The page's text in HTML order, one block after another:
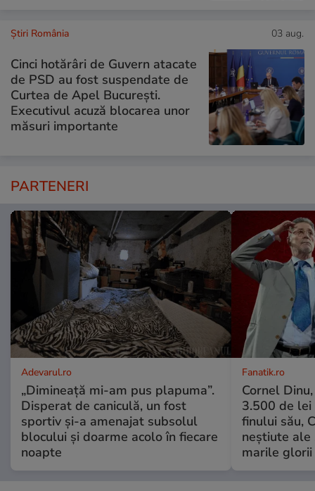
Știri România 03 aug.
Cinci hotărâri de Guvern atacate
de PSD au fost suspendate de
Curtea de Apel București.
Executivul acuză blocarea unor
măsuri importante
PARTENERI
Adevarul.ro
„Dimineață mi-am pus plapuma”.
Disperat de caniculă, un fost
sportiv și-a amenajat subsolul
blocului și doarme acolo în fiecare
noapte
Fanatik.ro
Cornel
3.500 de lei
finului său,
neștiute
marile